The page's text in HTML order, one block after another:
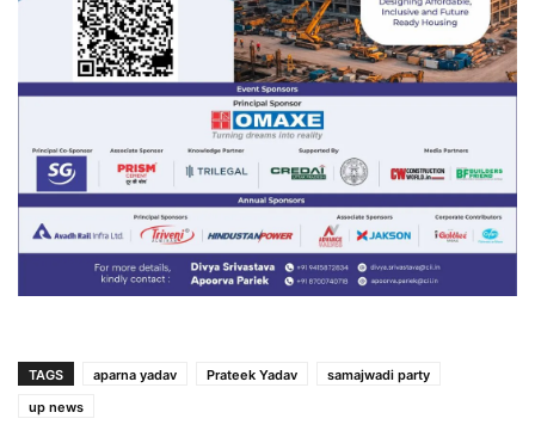
TAGS aparna yadav Prateek Yadav
samajwadi party
up news